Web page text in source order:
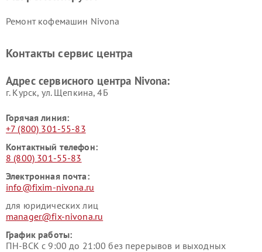
Ремонт кофемашин Nivona
Контакты сервис центра
Адрес сервисного центра Nivona:
г. Курск, ул. Щепкина, 4Б
Горячая линия:
+7 (800) 301-55-83
Контактный телефон:
8 (800) 301-55-83
Электронная почта:
info@fixim-nivona.ru
для юридических лиц
manager@fix-nivona.ru
График работы:
ПН-ВСК с 9:00 до 21:00 без перерывов и выходных